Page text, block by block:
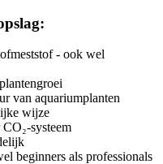
- ook wel
van aquariumplanten
wijze
systeem
beginners als professionals